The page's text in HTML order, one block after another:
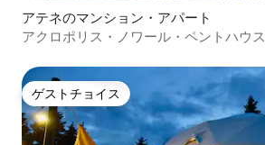
アテネのマンション・アパート
アクロポリス・ノワール・ペントハウス
ゲストチョイス
ゲストチョイス